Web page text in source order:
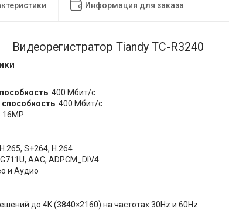
Информация для заказа
Видеорегистратор Tiandy TC-R3240
: 400 Мбит/с
: 400 Мбит/с
16MP
S+264, H.264
AAC, ADPCM_DIV4
и Аудио
до 4K (3840×2160) на частотах 30Hz и 60Hz